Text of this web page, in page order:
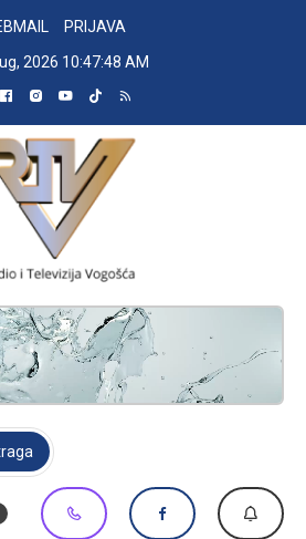
PRIJAVA
2026 10:47:49 AM
TELEVIZIJA VOGOŠĆA